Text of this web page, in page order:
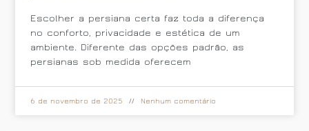
Escolher a persiana certa faz toda a diferença
no conforto, privacidade e estética de um
ambiente. Diferente das opções padrão, as
persianas sob medida oferecem
6 de novembro de 2025 Nenhum comentário